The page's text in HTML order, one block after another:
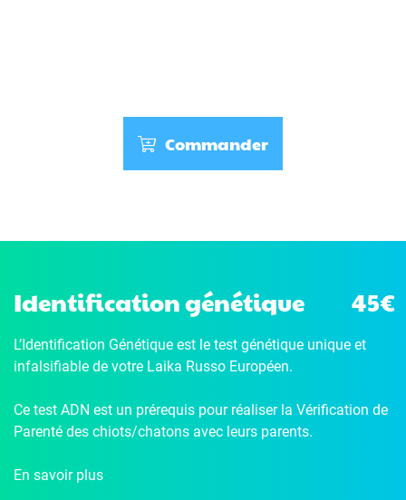
Commander
Identification génétique 45€
L’Identification Génétique est le test génétique unique et
infalsifiable de votre Laika Russo Européen.
Ce test ADN est un prérequis pour réaliser la Vérification de
Parenté des chiots/chatons avec leurs parents.
En savoir plus